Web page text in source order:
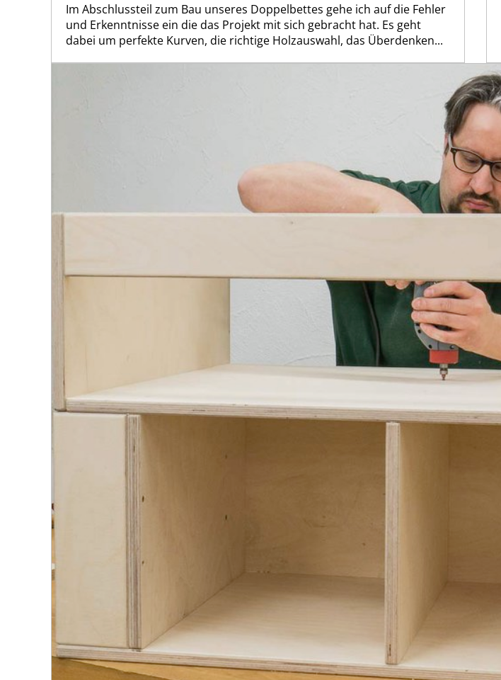
Im Abschlussteil zum Bau unseres Doppelbettes gehe ich auf die Fehler
und Erkenntnisse ein die das Projekt mit sich gebracht hat. Es geht
dabei um perfekte Kurven, die richtige Holzauswahl, das Überdenken...